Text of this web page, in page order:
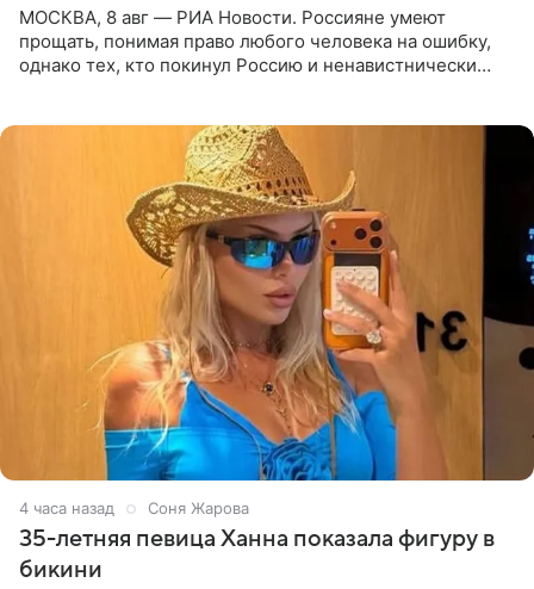
МОСКВА, 8 авг — РИА Новости. Россияне умеют
прощать, понимая право любого человека на ошибку,
однако тех, кто покинул Россию и ненавистнически
4 часа назад Соня Жарова
35-летняя певица Ханна показала фигуру в
бикини